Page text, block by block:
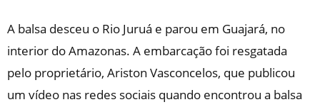
A balsa desceu o Rio Juruá e parou em Guajará, no
interior do Amazonas. A embarcação foi resgatada
pelo proprietário, Ariston Vasconcelos, que publicou
um vídeo nas redes sociais quando encontrou a balsa